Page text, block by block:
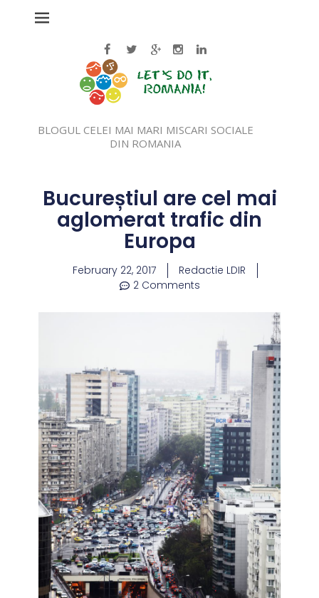
BLOGUL CELEI MAI MARI MISCARI SOCIALE
DIN ROMANIA
Bucureștiul are cel mai
aglomerat trafic din
Europa
February 22, 2017
Redactie LDIR
2 Comments